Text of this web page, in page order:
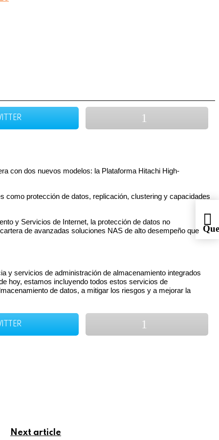
con dos nuevos modelos: la Plataforma Hitachi High-
protección de datos, replicación, clustering y capacidades
y Servicios de Internet, la protección de datos no
de avanzadas soluciones NAS de alto desempeño que
y servicios de administración de almacenamiento integrados
hoy, estamos incluyendo todos estos servicios de
de datos, a mitigar los riesgos y a mejorar la
Next article